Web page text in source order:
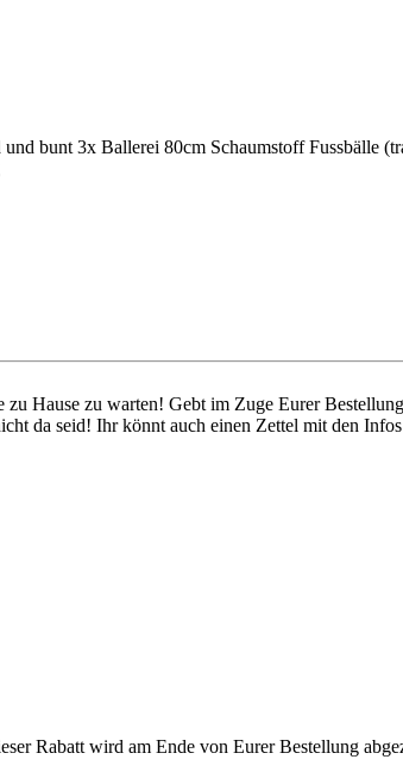
bunt 3x Ballerei 80cm Schaumstoff Fussbälle
Hause zu warten! Gebt im Zuge Eurer
da seid! Ihr könnt auch einen Zettel mit den
Rabatt wird am Ende von Eurer Bestellung